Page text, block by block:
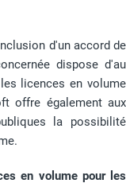
d'un accord de
dispose d'au
licences en volume
offre également aux
la possibilité
en volume pour les